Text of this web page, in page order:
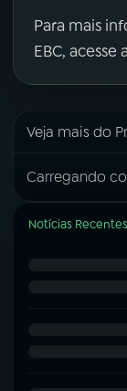
Para mais
EBC,
Veja mais do
Carregando
Notícias Recentes